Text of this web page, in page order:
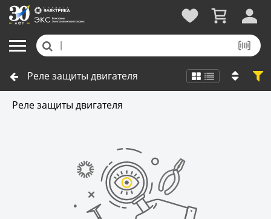
Реле защиты двигателя
Реле защиты двигателя